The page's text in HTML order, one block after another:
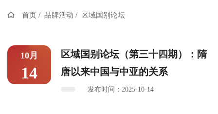
首页 / 品牌活动 / 区域国别论坛
10月
14
区域国别论坛（第三十四期）：隋
唐以来中国与中亚的关系
发布时间：2025-10-14